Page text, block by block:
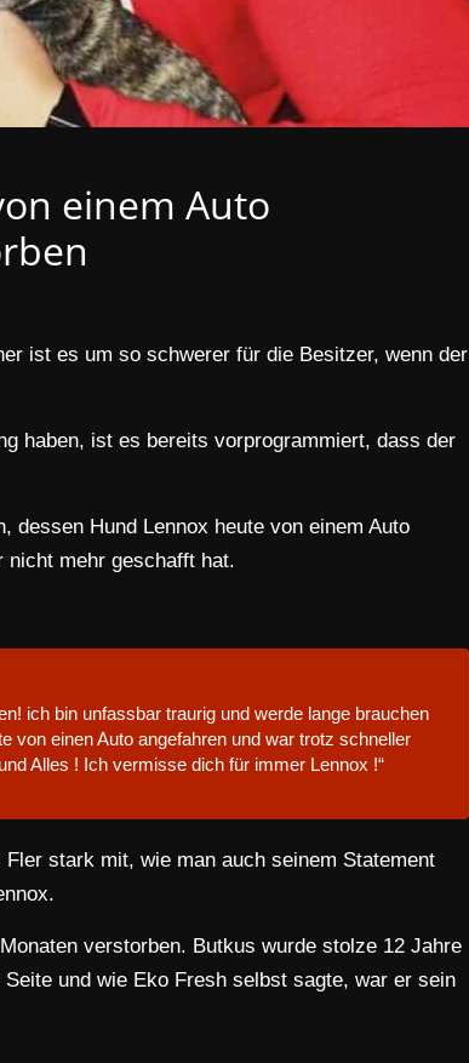
einem Auto
ist es um so schwerer für die Besitzer, wenn der
haben, ist es bereits vorprogrammiert, dass der
dessen Hund Lennox heute von einem Auto
nicht mehr geschafft hat.
ich bin unfassbar traurig und werde lange brauchen
von einen Auto angefahren und war trotz schneller
Alles ! Ich vermisse dich für immer Lennox !“
stark mit, wie man auch seinem Statement
verstorben. Butkus wurde stolze 12 Jahre
und wie Eko Fresh selbst sagte, war er sein